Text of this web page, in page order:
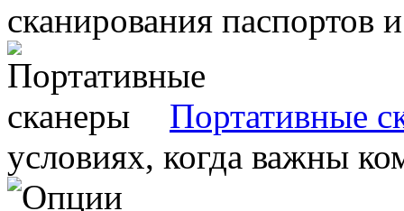
сканирования паспортов
Портативные
условиях, когда важны